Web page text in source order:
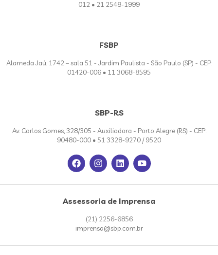
012 • 21 2548-1999
FSBP
Alameda Jaú, 1742 – sala 51 - Jardim Paulista - São Paulo (SP) - CEP:
01420-006 • 11 3068-8595
SBP-RS
Av. Carlos Gomes, 328/305 - Auxiliadora - Porto Alegre (RS) - CEP:
90480-000 • 51 3328-9270 / 9520
Assessoria de Imprensa
(21) 2256-6856
imprensa@sbp.com.br